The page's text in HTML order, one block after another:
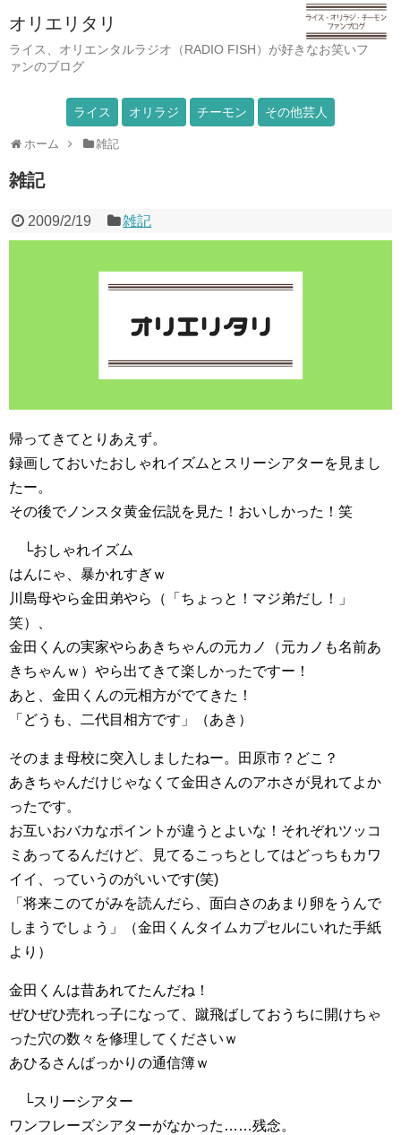
オリエリタリ
ライス、オリエンタルラジオ（RADIO FISH）が好きなお笑いフ
ァンのブログ
ライス オリラジ チーモン その他芸人
ホーム 雑記
雑記
2009/2/19 雑記
帰ってきてとりあえず。
録画しておいたおしゃれイズムとスリーシアターを見まし
たー。
その後でノンスタ黄金伝説を見た！おいしかった！笑
└おしゃれイズム
はんにゃ、暴かれすぎｗ
川島母やら金田弟やら（「ちょっと！マジ弟だし！」
笑）、
金田くんの実家やらあきちゃんの元カノ（元カノも名前あ
きちゃんｗ）やら出てきて楽しかったですー！
あと、金田くんの元相方がでてきた！
「どうも、二代目相方です」（あき）
そのまま母校に突入しましたねー。田原市？どこ？
あきちゃんだけじゃなくて金田さんのアホさが見れてよか
ったです。
お互いおバカなポイントが違うとよいな！それぞれツッコ
ミあってるんだけど、見てるこっちとしてはどっちもカワ
イイ、っていうのがいいです(笑)
「将来このてがみを読んだら、面白さのあまり卵をうんで
しまうでしょう」（金田くんタイムカプセルにいれた手紙
より）
金田くんは昔あれてたんだね！
ぜひぜひ売れっ子になって、蹴飛ばしておうちに開けちゃ
った穴の数々を修理してくださいｗ
あひるさんばっかりの通信簿ｗ
└スリーシアター
ワンフレーズシアターがなかった……残念。